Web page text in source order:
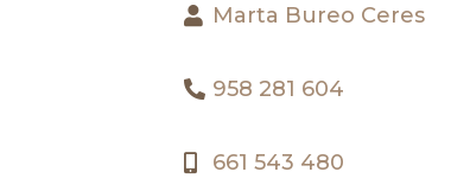
Marta Bureo Ceres
958 281 604
661 543 480